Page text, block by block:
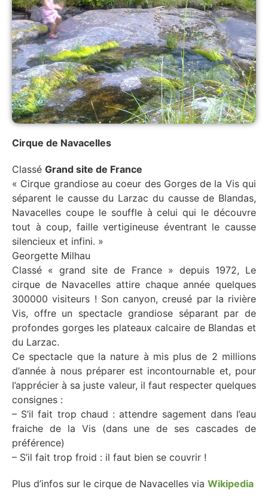
Cirque de Navacelles
Classé Grand site de France
« Cirque grandiose au coeur des Gorges de la Vis qui
séparent le causse du Larzac du causse de Blandas,
Navacelles coupe le souffle à celui qui le découvre
tout à coup, faille vertigineuse éventrant le causse
silencieux et infini. »
Georgette Milhau
Classé « grand site de France » depuis 1972, Le
cirque de Navacelles attire chaque année quelques
300000 visiteurs ! Son canyon, creusé par la rivière
Vis, offre un spectacle grandiose séparant par de
profondes gorges les plateaux calcaire de Blandas et
du Larzac.
Ce spectacle que la nature à mis plus de 2 millions
d’année à nous préparer est incontournable et, pour
l’apprécier à sa juste valeur, il faut respecter quelques
consignes :
– S’il fait trop chaud : attendre sagement dans l’eau
fraiche de la Vis (dans une de ses cascades de
préférence)
– S’il fait trop froid : il faut bien se couvrir !
Plus d’infos sur le cirque de Navacelles via Wikipedia